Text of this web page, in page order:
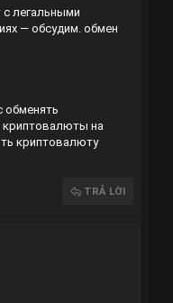
с легальными
— обсудим. обмен
обменять
криптовалюты на
криптовалюту
TRẢ LỜI